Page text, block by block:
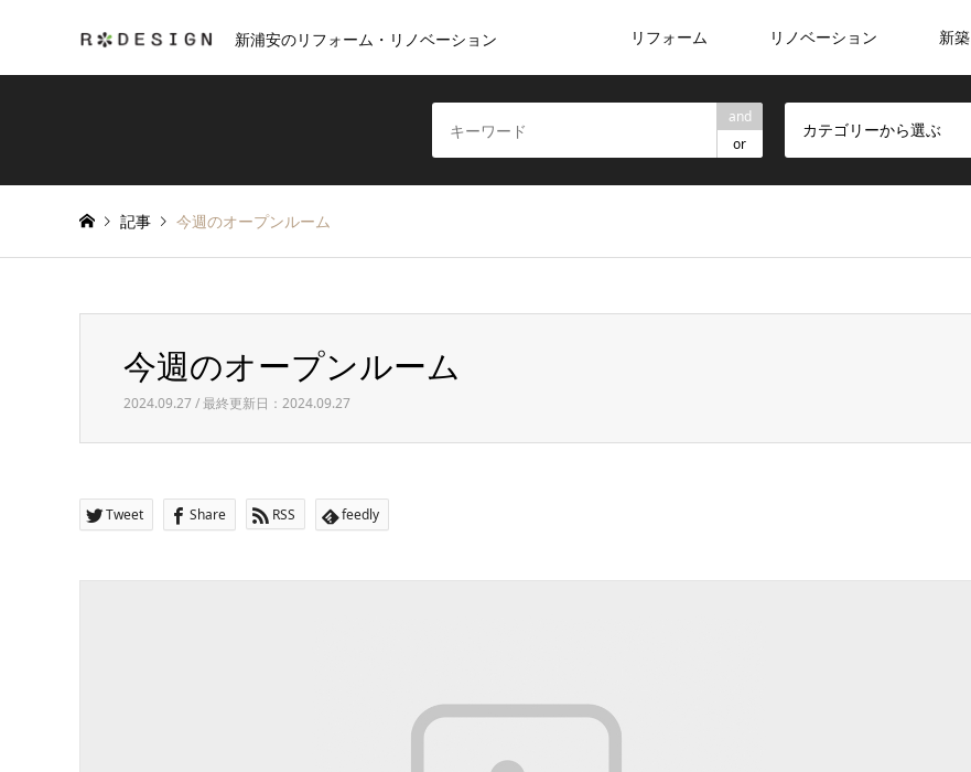
新浦安のリフォーム・リノベーション リフォーム リノベーション 新築
and
or
カテゴリーから選ぶ
記事 今週のオープンルーム
今週のオープンルーム
2024.09.27 / 最終更新日：2024.09.27
Tweet Share RSS feedly